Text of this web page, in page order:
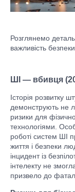
Розглянемо
важливість
ШІ — вбивця
Історія розвитку
демонструють не
ризики для
технологіями.
роботі систем ШІ
життя і безпеки
інцидент із
інтелекту не
призвело до